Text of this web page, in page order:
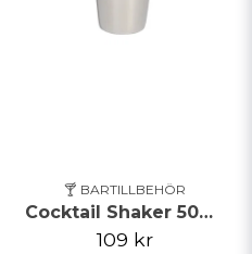
🍸 BARTILLBEHÖR
Cocktail Shaker 500ml
109 kr